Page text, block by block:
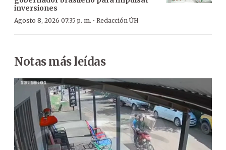
inversiones
Agosto 8, 2026 07:35 p. m. · Redacción ÚH
Notas más leídas